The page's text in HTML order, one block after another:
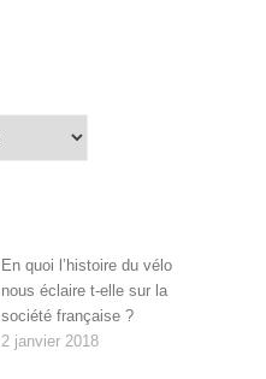
En quoi l’histoire du vélo
nous éclaire t-elle sur la
société française ?
2 janvier 2018